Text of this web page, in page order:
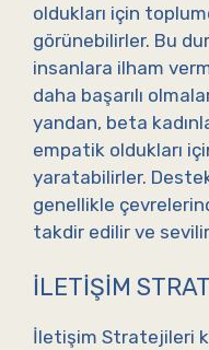
oldukları için
görünebilirler. Bu
insanlara ilham
daha başarılı
yandan, beta
empatik oldukları
yaratabilirler.
genellikle
takdir edilir ve
İLETIŞIM
İletişim Stratejileri